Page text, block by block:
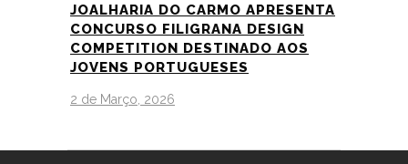
JOALHARIA DO CARMO APRESENTA
CONCURSO FILIGRANA DESIGN
COMPETITION DESTINADO AOS
JOVENS PORTUGUESES
2 de Março, 2026